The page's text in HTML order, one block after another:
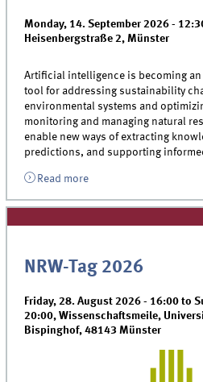
Monday, 14. September 2026 -
Heisenbergstraße 2, Münster
Artificial intelligence is becoming
tool for addressing sustainability
environmental systems and
monitoring and managing natural
enable new ways of extracting
predictions, and supporting
Read moreabout Workshop
NRW-Tag 2026
Friday, 28. August 2026 - 16:00 to
20:00,Wissenschaftsmeile,
Bispinghof, 48143 Münster